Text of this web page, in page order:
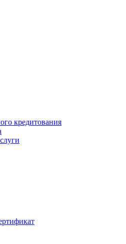
кредитования